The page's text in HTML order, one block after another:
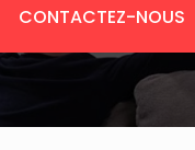
CONTACTEZ-NOUS